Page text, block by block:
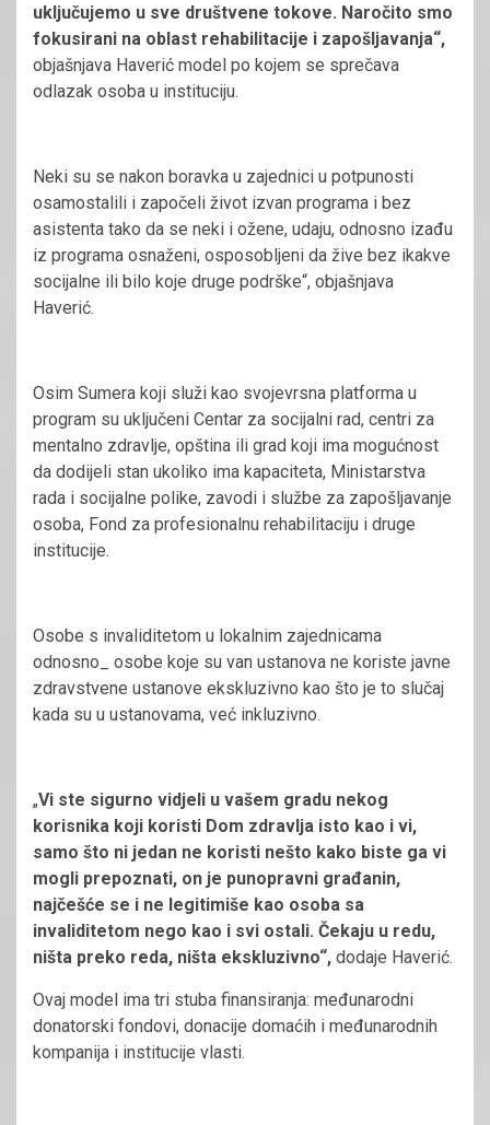
uključujemo u sve društvene tokove. Naročito smo
fokusirani na oblast rehabilitacije i zapošljavanja“,
objašnjava Haverić model po kojem se sprečava
odlazak osoba u instituciju.
Neki su se nakon boravka u zajednici u potpunosti
osamostalili i započeli život izvan programa i bez
asistenta tako da se neki i ožene, udaju, odnosno izađu
iz programa osnaženi, osposobljeni da žive bez ikakve
socijalne ili bilo koje druge podrške“, objašnjava
Haverić.
Osim Sumera koji služi kao svojevrsna platforma u
program su uključeni Centar za socijalni rad, centri za
mentalno zdravlje, opština ili grad koji ima mogućnost
da dodijeli stan ukoliko ima kapaciteta, Ministarstva
rada i socijalne polike, zavodi i službe za zapošljavanje
osoba, Fond za profesionalnu rehabilitaciju i druge
institucije.
Osobe s invaliditetom u lokalnim zajednicama
odnosno_ osobe koje su van ustanova ne koriste javne
zdravstvene ustanove ekskluzivno kao što je to slučaj
kada su u ustanovama, već inkluzivno.
„Vi ste sigurno vidjeli u vašem gradu nekog
korisnika koji koristi Dom zdravlja isto kao i vi,
samo što ni jedan ne koristi nešto kako biste ga vi
mogli prepoznati, on je punopravni građanin,
najčešće se i ne legitimiše kao osoba sa
invaliditetom nego kao i svi ostali. Čekaju u redu,
ništa preko reda, ništa ekskluzivno“, dodaje Haverić.
Ovaj model ima tri stuba finansiranja: međunarodni
donatorski fondovi, donacije domaćih i međunarodnih
kompanija i institucije vlasti.